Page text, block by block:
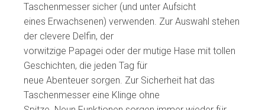
Taschenmesser sicher (und unter Aufsicht
eines Erwachsenen) verwenden. Zur Auswahl stehen
der clevere Delfin, der
vorwitzige Papagei oder der mutige Hase mit tollen
Geschichten, die jeden Tag für
neue Abenteuer sorgen. Zur Sicherheit hat das
Taschenmesser eine Klinge ohne